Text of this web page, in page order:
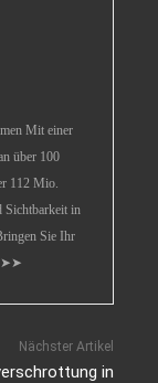
Mit einer
über 100
112 Mio.
Sichtbarkeit in
Sie Ihr
Nächster Artikel
in